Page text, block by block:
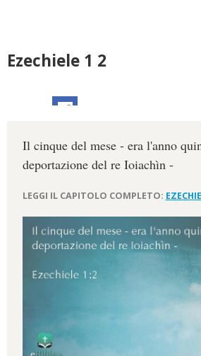
Ezechiele 1 2
Il cinque del mese - era l'anno
deportazione del re Ioiachìn -
LEGGI IL CAPITOLO COMPLETO: